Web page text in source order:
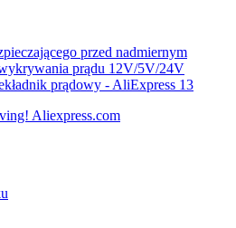
przed nadmiernym
prądu 12V/5V/24V
prądowy - AliExpress 13
Aliexpress.com